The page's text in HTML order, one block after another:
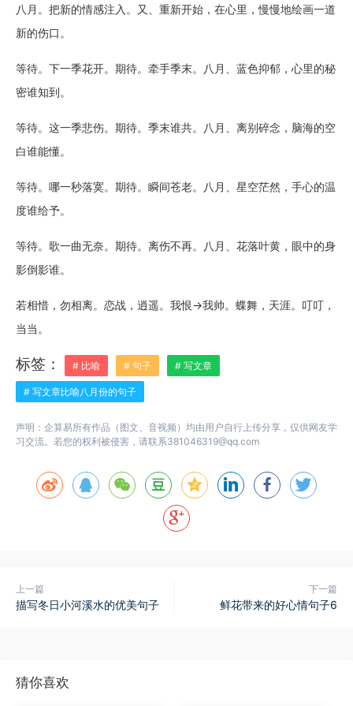
八月。把新的情感注入。又、重新开始，在心里，慢慢地绘画一道
新的伤口。
等待。下一季花开。期待。牵手季末。八月、蓝色抑郁，心里的秘
密谁知到。
等待。这一季悲伤。期待。季末谁共。八月、离别碎念，脑海的空
白谁能懂。
等待。哪一秒落寞。期待。瞬间苍老。八月、星空茫然，手心的温
度谁给予。
等待。歌一曲无奈。期待。离伤不再。八月、花落叶黄，眼中的身
影倒影谁。
若相惜，勿相离。恋战，逍遥。我恨→我帅。蝶舞，天涯。叮叮，
当当。
标签： # 比喻 # 句子 # 写文章
# 写文章比喻八月份的句子
声明：企算易所有作品（图文、音视频）均由用户自行上传分享，仅供网友学
习交流。若您的权利被侵害，请联系381046319@qq.com
上一篇
描写冬日小河溪水的优美句子
下一篇
鲜花带来的好心情句子6
猜你喜欢